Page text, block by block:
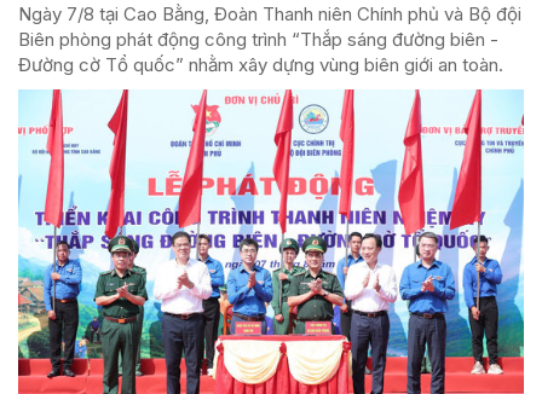
Ngày 7/8 tại Cao Bằng, Đoàn Thanh niên Chính phủ và Bộ đội
Biên phòng phát động công trình “Thắp sáng đường biên -
Đường cờ Tổ quốc” nhằm xây dựng vùng biên giới an toàn.